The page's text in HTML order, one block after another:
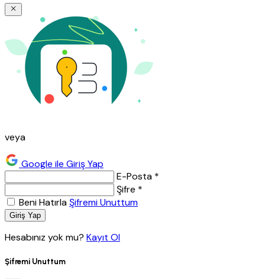
veya
Google ile Giriş Yap
E-Posta *
Şifre *
Beni HatırlaŞifremi Unuttum
Giriş Yap
Hesabınız yok mu? Kayıt Ol
Şifremi Unuttum